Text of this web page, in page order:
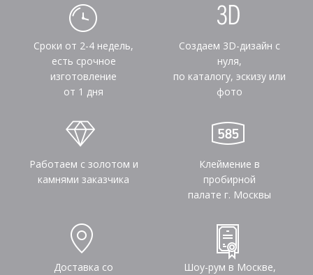
Сроки от 2-4 недель,
есть срочное
изготовление
от 1 дня
Создаем 3D-дизайн с
нуля,
по каталогу, эскизу или
фото
Работаем с золотом и
камнями заказчика
Клеймение в
пробирной
палате г. Москвы
Доставка со
Шоу-рум в Москве,